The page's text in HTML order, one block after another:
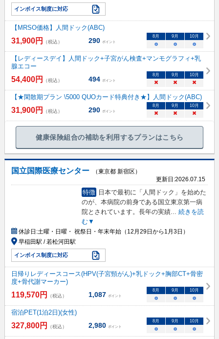
インボイス制度に対応
【MRSO価格】人間ドック(ABC)
31,900円 （税込） 290 ポイント
8月 9月 10月
○ ○ ○
【レディースデイ】人間ドック+子宮がん検査+マンモグラフィ+乳
腺エコー
54,400円 （税込） 494 ポイント
8月 9月 10月
× × ×
【★閑散期プラン \5000 QUOカード特典付き★】人間ドック(ABC)
31,900円 （税込） 290 ポイント
8月 9月 10月
× × ×
健康保険組合の補助を利用するプランはこちら
国立国際医療センター
（東京都 新宿区）
更新日:2026.07.15
特徴
日本で最初に「人間ドック」を始めた
のが、本病院の前身である国立東京第一病
院とされています。長年の実績... 続きを読
む▼
休診日:土曜・日曜・ 祝祭日・年末年始（12月29日から1月3日）
早稲田駅 / 若松河田駅
インボイス制度に対応
日帰りレディースコース(HPV(子宮頸がん)+乳ドック+胸部CT+骨密
度+骨代謝マーカー)
119,570円 （税込） 1,087 ポイント
8月 9月 10月
○ ○ ○
宿泊PET(1泊2日)(女性)
327,800円 （税込） 2,980 ポイント
8月 9月 10月
○ ○ ○